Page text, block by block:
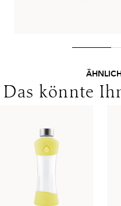
Das könnte